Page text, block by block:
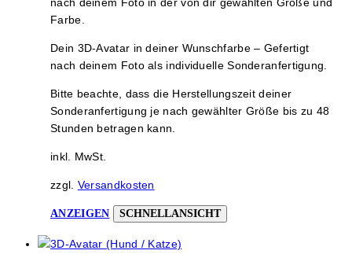
Farbe.
Dein 3D-Avatar in deiner Wunschfarbe – Gefertigt
nach deinem Foto als individuelle Sonderanfertigung.
Bitte beachte, dass die Herstellungszeit deiner
Sonderanfertigung je nach gewählter Größe bis zu 48
Stunden betragen kann.
inkl. MwSt.
zzgl. Versandkosten
ANZEIGEN
Dieses
weist
SCHNELLANSICHT